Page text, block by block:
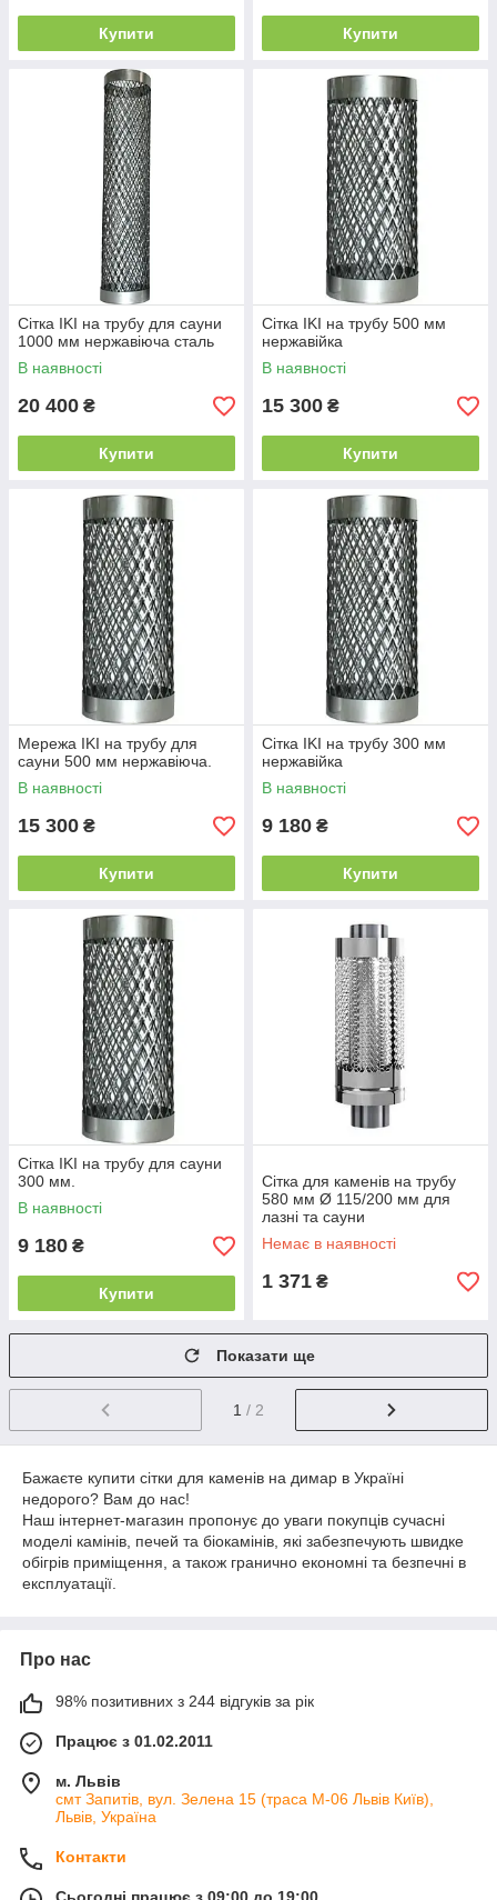
Купити Купити
Сітка IKI на трубу для сауни
1000 мм нержавіюча сталь
В наявності
20 400 ₴
Купити
Сітка IKI на трубу 500 мм
нержавійка
В наявності
15 300 ₴
Купити
Мережа IKI на трубу для
сауни 500 мм нержавіюча.
В наявності
15 300 ₴
Купити
Сітка IKI на трубу 300 мм
нержавійка
В наявності
9 180 ₴
Купити
Сітка IKI на трубу для сауни
300 мм.
В наявності
9 180 ₴
Купити
Сітка для каменів на трубу
580 мм Ø 115/200 мм для
лазні та сауни
Немає в наявності
1 371 ₴
Показати ще
1 / 2
Бажаєте купити сітки для каменів на димар в Україні
недорого? Вам до нас!
Наш інтернет-магазин пропонує до уваги покупців сучасні
моделі камінів, печей та біокамінів, які забезпечують швидке
обігрів приміщення, а також гранично економні та безпечні в
експлуатації.
Про нас
98% позитивних з 244 відгуків за рік
Працює з 01.02.2011
м. Львів
смт Запитів, вул. Зелена 15 (траса М-06 Львів Київ),
Львів, Україна
Контакти